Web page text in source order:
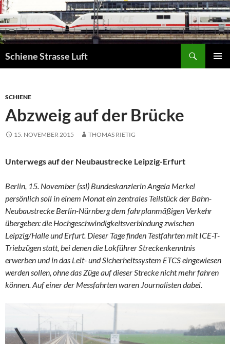
Zum
Inhalt
springen
Schiene Strasse Luft
SCHIENE
Abzweig auf der Brücke
15. NOVEMBER 2015 THOMAS RIETIG
Unterwegs auf der Neubaustrecke Leipzig-Erfurt
Berlin, 15. November (ssl) Bundeskanzlerin Angela Merkel
persönlich soll in einem Monat ein zentrales Teilstück der Bahn-
Neubaustrecke Berlin-Nürnberg dem fahrplanmäßigen Verkehr
übergeben: die Hochgeschwindigkeitsverbindung zwischen
Leipzig/Halle und Erfurt. Dieser Tage finden Testfahrten mit ICE-T-
Triebzügen statt, bei denen die Lokführer Streckenkenntnis
erwerben und in das Leit- und Sicherheitssystem ETCS eingewiesen
werden sollen, ohne das Züge auf dieser Strecke nicht mehr fahren
können. Auf einer der Messfahrten waren Journalisten dabei.